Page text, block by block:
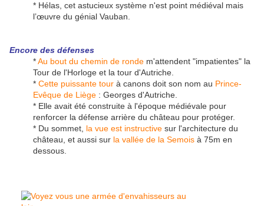
* Hélas, cet astucieux système n'est point médiéval mais
l’œuvre du génial Vauban.
Encore des défenses
*Au bout du chemin de ronde m'attendent "impatientes" la
Tour de l'Horloge et la tour d'Autriche.
* Cette puissante tour à canons doit son nom au Prince-
Evêque de Liège : Georges d'Autriche.
* Elle avait été construite à l'époque médiévale pour
renforcer la défense arrière du château pour protéger.
* Du sommet, la vue est instructive sur l'architecture du
château, et aussi sur la vallée de la Semois à 75m en
dessous.